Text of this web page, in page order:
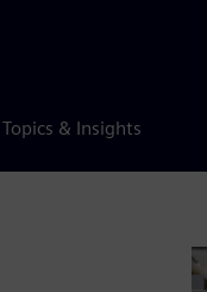
Topics & Insights